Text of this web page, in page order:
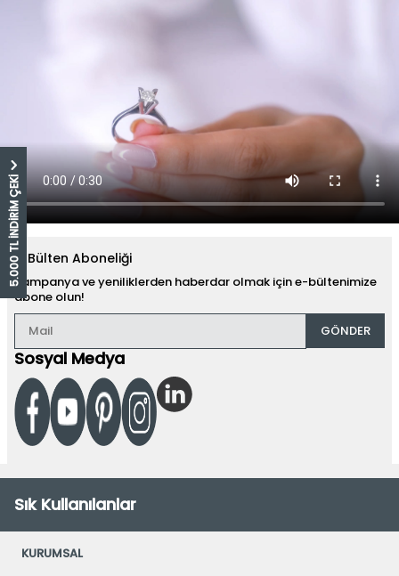
5.000 TL İNDİRİM ÇEKİE-Bülten Aboneliği
Kampanya ve yeniliklerden haberdar olmak için e-bültenimize
abone olun!
GÖNDER
Sosyal Medya
Sık Kullanılanlar
KURUMSAL